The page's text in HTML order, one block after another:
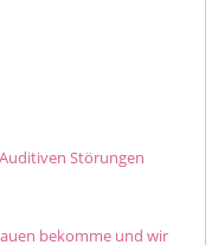
Störungen
bekomme und wir